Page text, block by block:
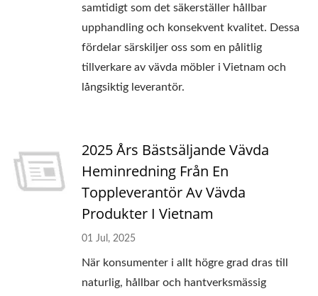
samtidigt som det säkerställer hållbar
upphandling och konsekvent kvalitet. Dessa
fördelar särskiljer oss som en pålitlig
tillverkare av vävda möbler i Vietnam och
långsiktig leverantör.
2025 Års Bästsäljande Vävda
Heminredning Från En
Toppleverantör Av Vävda
Produkter I Vietnam
01 Jul, 2025
När konsumenter i allt högre grad dras till
naturlig, hållbar och hantverksmässig